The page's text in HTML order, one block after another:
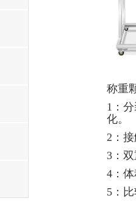
称重
1：
化。
2：
3：
4：
5：